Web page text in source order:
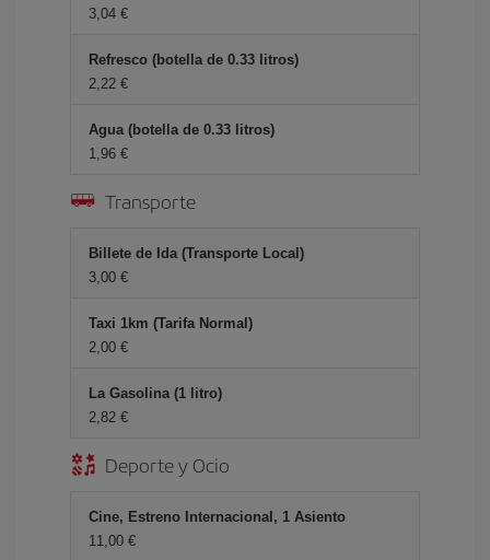
3,04 €
Refresco (botella de 0.33 litros)
2,22 €
Agua (botella de 0.33 litros)
1,96 €
Transporte
Billete de Ida (Transporte Local)
3,00 €
Taxi 1km (Tarifa Normal)
2,00 €
La Gasolina (1 litro)
2,82 €
Deporte y Ocio
Cine, Estreno Internacional, 1 Asiento
11,00 €